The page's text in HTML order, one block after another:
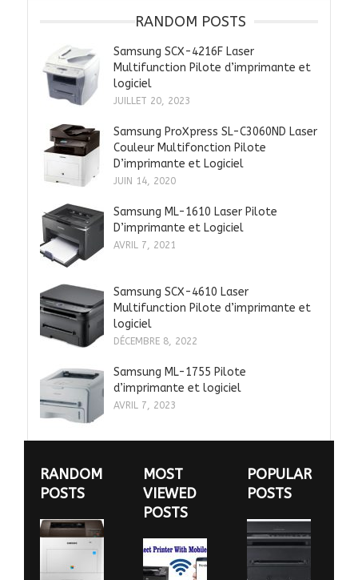
RANDOM POSTS
Samsung SCX-4216F Laser
Multifunction Pilote d’imprimante et
logiciel
JUILLET 20, 2023
Samsung ProXpress SL-C3060ND Laser
Couleur Multifonction Pilote
D’imprimante et Logiciel
JUIN 14, 2020
Samsung ML-1610 Laser Pilote
D’imprimante et Logiciel
AVRIL 7, 2021
Samsung SCX-4610 Laser
Multifunction Pilote d’imprimante et
logiciel
DÉCEMBRE 8, 2022
Samsung ML-1755 Pilote
d’imprimante et logiciel
AVRIL 7, 2023
RANDOM
POSTS
MOST
VIEWED
POSTS
POPULAR
POSTS